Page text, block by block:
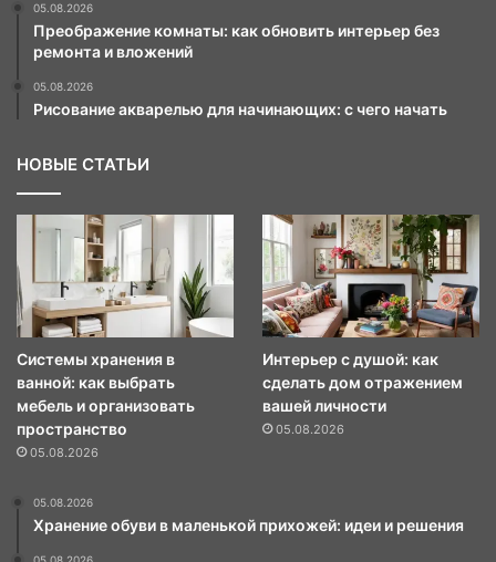
05.08.2026
Преображение комнаты: как обновить интерьер без
ремонта и вложений
05.08.2026
Рисование акварелью для начинающих: с чего начать
НОВЫЕ СТАТЬИ
Системы хранения в
ванной: как выбрать
мебель и организовать
пространство
05.08.2026
Интерьер с душой: как
сделать дом отражением
вашей личности
05.08.2026
05.08.2026
Хранение обуви в маленькой прихожей: идеи и решения